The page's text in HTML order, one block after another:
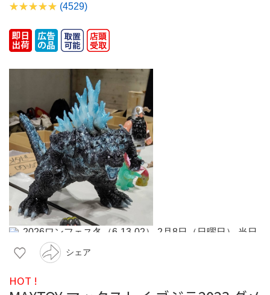
(4529)
シェア
HOT !